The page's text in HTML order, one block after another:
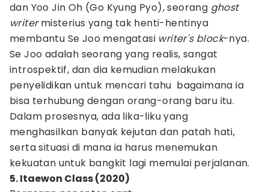
dan Yoo Jin Oh (Go Kyung Pyo), seorang ghost
writermisterius yang tak henti-hentinya
membantu Se Joo mengatasi writer's block-nya.
Se Joo adalah seorang yang realis, sangat
introspektif, dan dia kemudian melakukan
penyelidikan untuk mencari tahu bagaimana ia
bisa terhubung dengan orang-orang baru itu.
Dalam prosesnya, ada lika-liku yang
menghasilkan banyak kejutan dan patah hati,
serta situasi di mana ia harus menemukan
kekuatan untuk bangkit lagi memulai perjalanan.
5. Itaewon Class (2020)